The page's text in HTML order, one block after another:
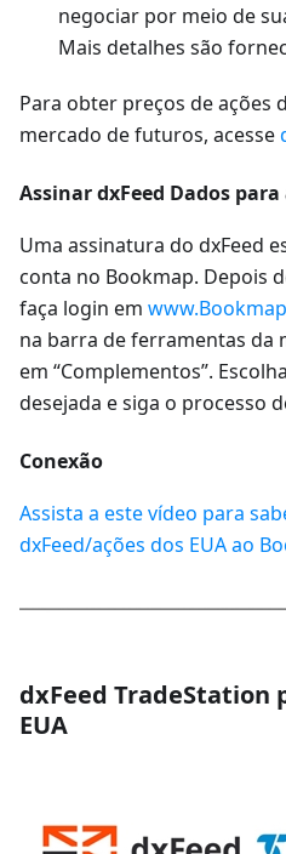
negociar por meio de
Mais detalhes são
Para obter preços de ações
mercado de futuros, acesse
Assinar dxFeed Dados para
Uma assinatura do dxFeed
conta no Bookmap. Depois
faça login em
na barra de ferramentas da
em “Complementos”.
desejada e siga o processo
Conexão
Assista a este vídeo para
dxFeed/ações dos EUA ao
dxFeed TradeStation
EUA